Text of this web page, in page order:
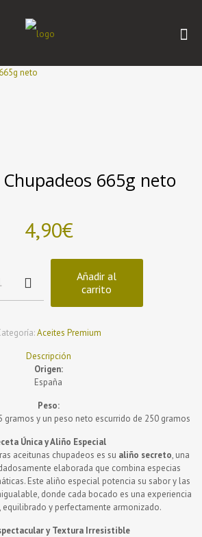
665g neto
4,90€
Añadir al
carrito
Aceites Premium
Descripción
Origen:
España
Peso:
gramos y un peso neto escurrido de 250 gramos
Única y Aliño Especial
aceitunas chupadeos es su aliño secreto, una
elaborada que combina especias
Este aliño especial potencia su sabor y las
donde cada bocado es una experiencia
equilibrado y perfectamente armonizado.
y Textura Irresistible